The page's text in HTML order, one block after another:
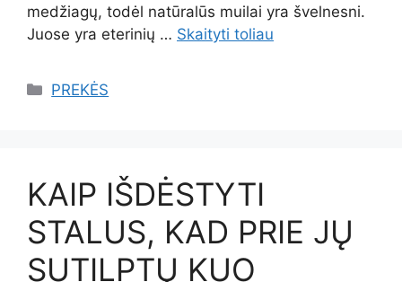
medžiagų, todėl natūralūs muilai yra švelnesni.
Juose yra eterinių … Skaityti toliau
Kategorijos
PREKĖS
KAIP IŠDĖSTYTI
STALUS, KAD PRIE JŲ
SUTILPTŲ KUO